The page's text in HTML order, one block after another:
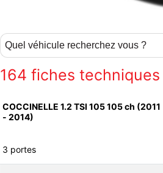
164 fiches techniques
COCCINELLE 1.2 TSI 105 105 ch (2011
- 2014)
3 portes